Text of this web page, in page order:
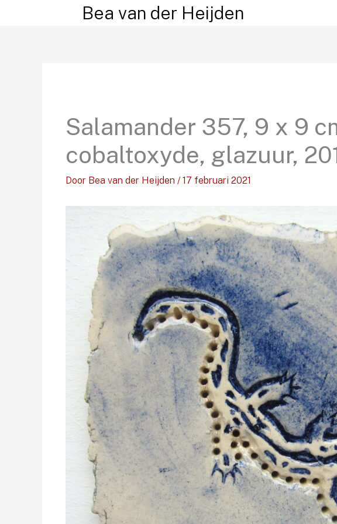
Bea van der Heijden
Salamander 357, 9 x 9
cobaltoxyde, glazuur,
Door Bea van der Heijden / 17 februari 2021